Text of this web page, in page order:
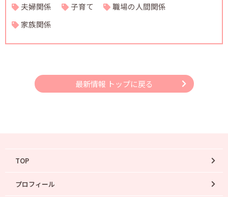
夫婦関係
子育て
職場の人間関係
家族関係
最新情報 トップに戻る
TOP
プロフィール